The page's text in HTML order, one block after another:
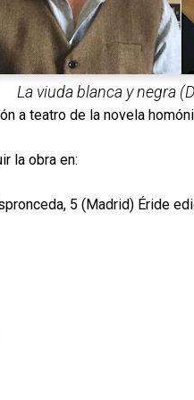
La viuda blanca y negra
a teatro de la novela
en:
5 (Madrid) Éride